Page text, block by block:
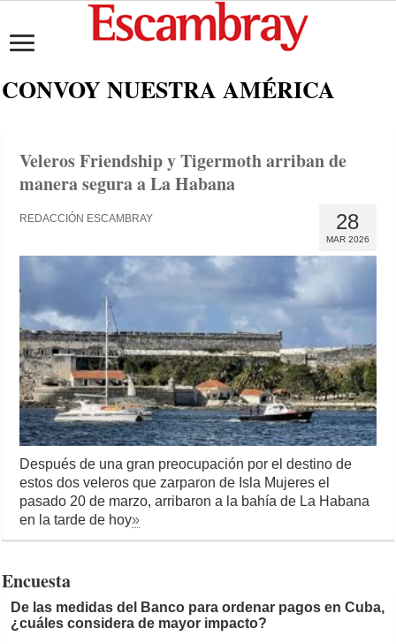
CONVOY NUESTRA AMÉRICA
Veleros Friendship y Tigermoth arriban de
manera segura a La Habana
28
MAR 2026
REDACCIÓN ESCAMBRAY
Después de una gran preocupación por el destino de
estos dos veleros que zarparon de Isla Mujeres el
pasado 20 de marzo, arribaron a la bahía de La Habana
en la tarde de hoy»
Encuesta
De las medidas del Banco para ordenar pagos en Cuba,
¿cuáles considera de mayor impacto?